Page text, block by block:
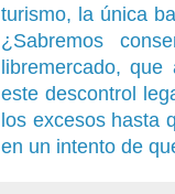
turismo, la única
¿Sabremos
libremercado,
este descontrol
los excesos hasta
en un intento de